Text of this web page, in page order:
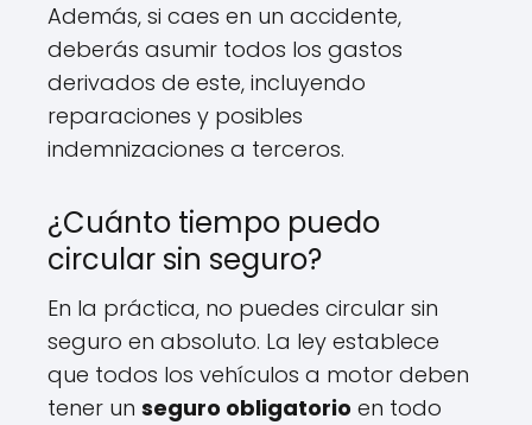
Además, si caes en un accidente,
deberás asumir todos los gastos
derivados de este, incluyendo
reparaciones y posibles
indemnizaciones a terceros.
¿Cuánto tiempo puedo
circular sin seguro?
En la práctica, no puedes circular sin
seguro en absoluto. La ley establece
que todos los vehículos a motor deben
tener un seguro obligatorio en todo